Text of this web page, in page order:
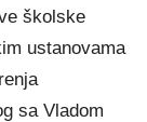
školske
ustanovama
sa Vladom